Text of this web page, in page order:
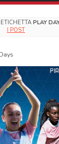
ETICHETTAPLAY
I POST